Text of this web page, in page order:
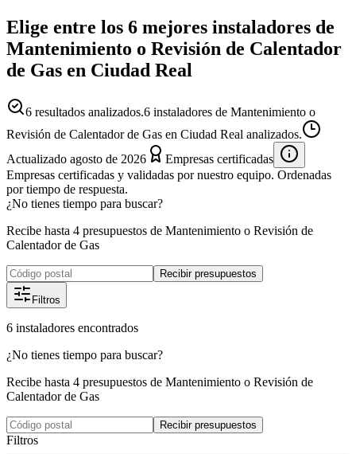
Elige entre los 6 mejores instaladores de
Mantenimiento o Revisión de Calentador
de Gas en Ciudad Real
6 resultados analizados.6 instaladores de Mantenimiento o
Revisión de Calentador de Gas en Ciudad Real analizados.
Actualizado agosto de 2026
Empresas certificadas
Empresas certificadas y validadas por nuestro equipo. Ordenadas
por tiempo de respuesta.
¿No tienes tiempo para buscar?
Recibe hasta 4 presupuestos de Mantenimiento o Revisión de
Calentador de Gas
Recibir presupuestos
Filtros
6 instaladores encontrados
¿No tienes tiempo para buscar?
Recibe hasta 4 presupuestos de Mantenimiento o Revisión de
Calentador de Gas
Recibir presupuestos
Filtros